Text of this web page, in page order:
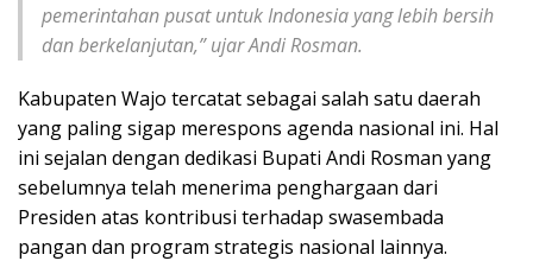
pemerintahan pusat untuk Indonesia yang lebih bersih
dan berkelanjutan,” ujar Andi Rosman.
Kabupaten Wajo tercatat sebagai salah satu daerah
yang paling sigap merespons agenda nasional ini. Hal
ini sejalan dengan dedikasi Bupati Andi Rosman yang
sebelumnya telah menerima penghargaan dari
Presiden atas kontribusi terhadap swasembada
pangan dan program strategis nasional lainnya.